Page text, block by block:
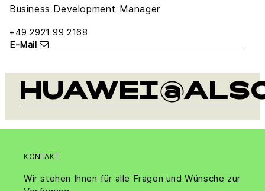
Business Development Manager
+49 2921 99 2168
E-Mail
KONTAKT
Wir stehen Ihnen für alle Fragen und Wünsche zur